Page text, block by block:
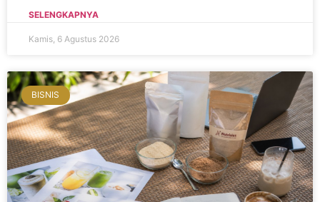
SELENGKAPNYA
Kamis, 6 Agustus 2026
BISNIS